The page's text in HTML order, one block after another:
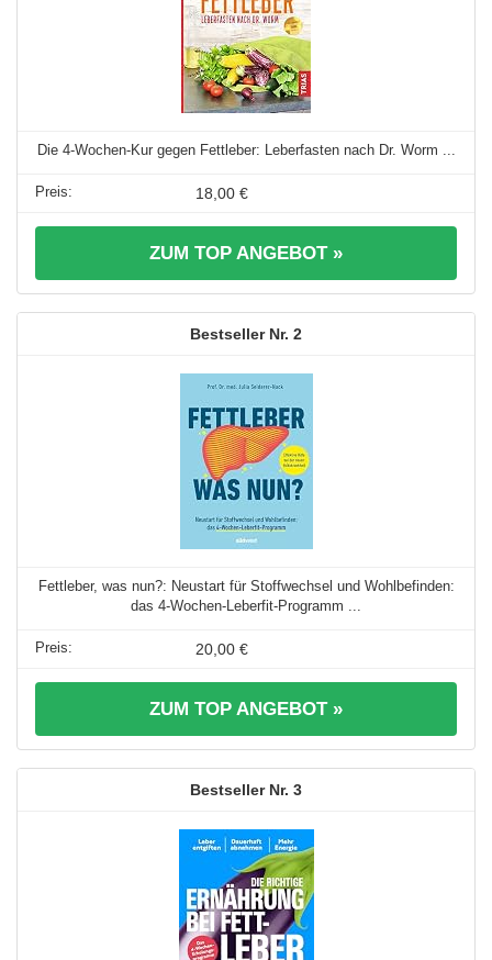
Die 4-Wochen-Kur gegen Fettleber: Leberfasten nach Dr. Worm ...
18,00 €
ZUM TOP ANGEBOT »
2
Fettleber, was nun?: Neustart für Stoffwechsel und Wohlbefinden:
das 4-Wochen-Leberfit-Programm ...
20,00 €
ZUM TOP ANGEBOT »
3